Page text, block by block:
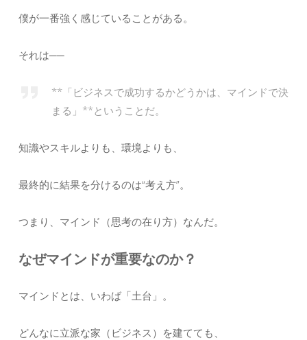
僕が一番強く感じていることがある。
それは──
**「ビジネスで成功するかどうかは、マインドで決
まる」**ということだ。
知識やスキルよりも、環境よりも、
最終的に結果を分けるのは“考え方”。
つまり、マインド（思考の在り方）なんだ。
なぜマインドが重要なのか？
マインドとは、いわば「土台」。
どんなに立派な家（ビジネス）を建てても、